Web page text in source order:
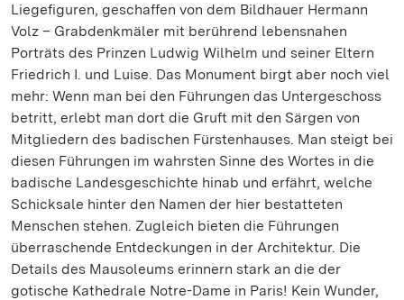
Liegefiguren, geschaffen von dem Bildhauer Hermann
Volz – Grabdenkmäler mit berührend lebensnahen
Porträts des Prinzen Ludwig Wilhelm und seiner Eltern
Friedrich I. und Luise. Das Monument birgt aber noch viel
mehr: Wenn man bei den Führungen das Untergeschoss
betritt, erlebt man dort die Gruft mit den Särgen von
Mitgliedern des badischen Fürstenhauses. Man steigt bei
diesen Führungen im wahrsten Sinne des Wortes in die
badische Landesgeschichte hinab und erfährt, welche
Schicksale hinter den Namen der hier bestatteten
Menschen stehen. Zugleich bieten die Führungen
überraschende Entdeckungen in der Architektur. Die
Details des Mausoleums erinnern stark an die der
gotische Kathedrale Notre-Dame in Paris! Kein Wunder,